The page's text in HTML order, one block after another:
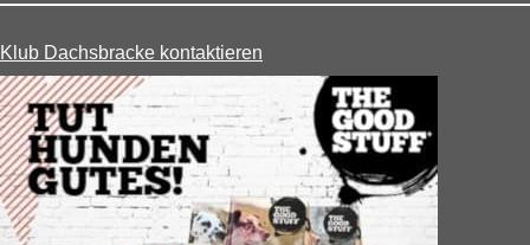
Klub Dachsbracke kontaktieren